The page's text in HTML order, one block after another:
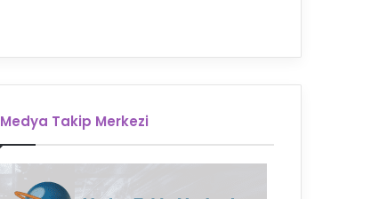
Medya Takip Merkezi